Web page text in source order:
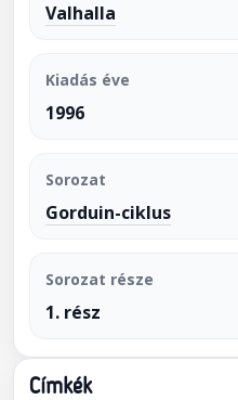
Valhalla
Kiadás éve
1996
Sorozat
Gorduin-ciklus
Sorozat része
1. rész
Címkék